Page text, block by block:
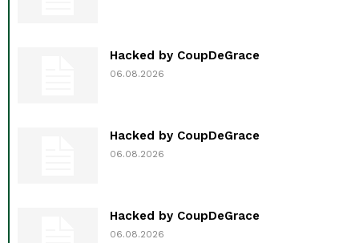
Hacked by CoupDeGrace
06.08.2026
Hacked by CoupDeGrace
06.08.2026
Hacked by CoupDeGrace
06.08.2026